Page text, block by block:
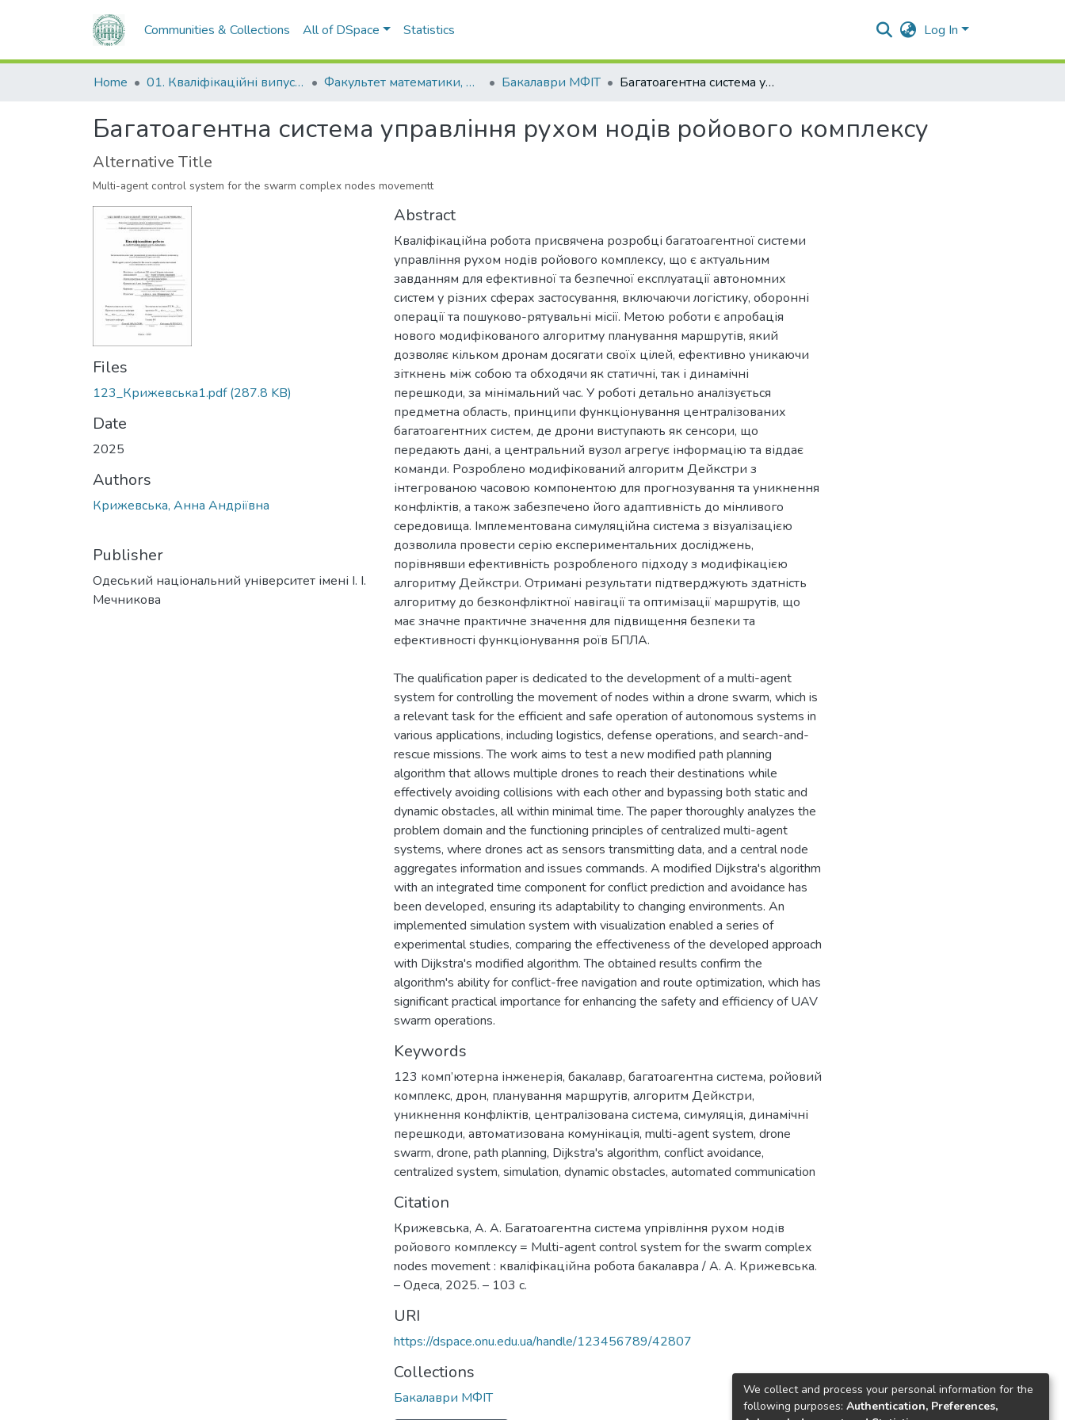
Communities & Collections All of DSpace Statistics Log In
Home 01. Кваліфікаційні випускні роботи здобувачів вищої освіти Факультет математики, фізики та інформаційних технологій Бакалаври МФІТ Багатоагентна система управління рухом нодів ройового комплексу
Багатоагентна система управління рухом нодів ройового комплексу
Alternative Title
Multi-agent control system for the swarm complex nodes movementt
Files
123_Крижевська1.pdf(287.8 KB)
Date
2025
Authors
Крижевська, Анна Андріївна
Publisher
Одеський національний університет імені І. І.
Мечникова
Abstract
Кваліфікаційна робота присвячена розробці багатоагентної системи
управління рухом нодів ройового комплексу, що є актуальним
завданням для ефективної та безпечної експлуатації автономних
систем у різних сферах застосування, включаючи логістику, оборонні
операції та пошуково-рятувальні місії. Метою роботи є апробація
нового модифікованого алгоритму планування маршрутів, який
дозволяє кільком дронам досягати своїх цілей, ефективно уникаючи
зіткнень між собою та обходячи як статичні, так і динамічні
перешкоди, за мінімальний час. У роботі детально аналізується
предметна область, принципи функціонування централізованих
багатоагентних систем, де дрони виступають як сенсори, що
передають дані, а центральний вузол агрегує інформацію та віддає
команди. Розроблено модифікований алгоритм Дейкстри з
інтегрованою часовою компонентою для прогнозування та уникнення
конфліктів, а також забезпечено його адаптивність до мінливого
середовища. Імплементована симуляційна система з візуалізацією
дозволила провести серію експериментальних досліджень,
порівнявши ефективність розробленого підходу з модифікацією
алгоритму Дейкстри. Отримані результати підтверджують здатність
алгоритму до безконфліктної навігації та оптимізації маршрутів, що
має значне практичне значення для підвищення безпеки та
ефективності функціонування роїв БПЛА.
The qualification paper is dedicated to the development of a multi-agent
system for controlling the movement of nodes within a drone swarm, which is
a relevant task for the efficient and safe operation of autonomous systems in
various applications, including logistics, defense operations, and search-and-
rescue missions. The work aims to test a new modified path planning
algorithm that allows multiple drones to reach their destinations while
effectively avoiding collisions with each other and bypassing both static and
dynamic obstacles, all within minimal time. The paper thoroughly analyzes the
problem domain and the functioning principles of centralized multi-agent
systems, where drones act as sensors transmitting data, and a central node
aggregates information and issues commands. A modified Dijkstra's algorithm
with an integrated time component for conflict prediction and avoidance has
been developed, ensuring its adaptability to changing environments. An
implemented simulation system with visualization enabled a series of
experimental studies, comparing the effectiveness of the developed approach
with Dijkstra's modified algorithm. The obtained results confirm the
algorithm's ability for conflict-free navigation and route optimization, which has
significant practical importance for enhancing the safety and efficiency of UAV
swarm operations.
Keywords
123 комп’ютерна інженерія, бакалавр, багатоагентна система, ройовий
комплекс, дрон, планування маршрутів, алгоритм Дейкстри,
уникнення конфліктів, централізована система, симуляція, динамічні
перешкоди, автоматизована комунікація, multi-agent system, drone
swarm, drone, path planning, Dijkstra's algorithm, conflict avoidance,
centralized system, simulation, dynamic obstacles, automated communication
Citation
Крижевська, А. А. Багатоагентна система упрівління рухом нодів
ройового комплексу = Multi-agent control system for the swarm complex
nodes movement : кваліфікаційна робота бакалавра / А. А. Крижевська.
– Одеса, 2025. – 103 с.
URI
https://dspace.onu.edu.ua/handle/123456789/42807
Collections
Бакалаври МФІТ
We collect and process your personal information for the
following purposes: Authentication, Preferences,